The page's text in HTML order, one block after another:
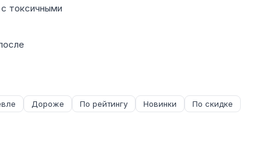
токсичными
Дороже По рейтингу Новинки По скидке